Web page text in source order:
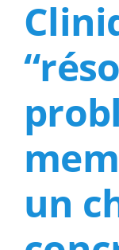
(30
min
de
présentation
30
min
Q/R)
un